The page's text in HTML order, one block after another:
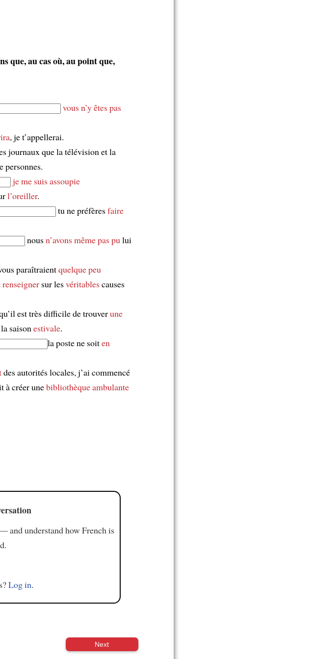
que, au cas où, au point que,
vous n’y êtes pas
, je t’appellerai.
journaux que la télévision et la
personnes.
je me suis assoupie
l’oreiller.
tu ne préfèresfaire
nousn’avons même pas pului
paraîtraientquelque peu
renseignersur lesvéritablescauses
est très difficile de trouverune
saisonestivale.
la poste ne soiten
des autorités locales, j’ai commencé
à créer unebibliothèque ambulante
and understand how French is
Log in.
Next